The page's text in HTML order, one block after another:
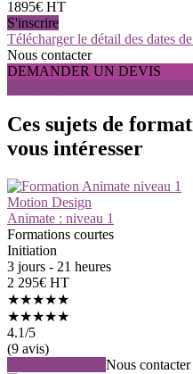
1895€ HT
S'inscrire
Télécharger le détail des dates
Nous contacter
DEMANDER UN DEVIS
Ces sujets de
vous intéresser
Motion Design
Animate : niveau 1
Formations courtes
Initiation
3 jours - 21 heures
2 295€ HT
★★★★★
★★★★★
4.1/5
(9 avis)
Nous contacter